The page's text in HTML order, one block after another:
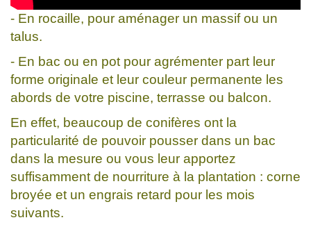
- En rocaille, pour aménager un massif ou un
talus.
- En bac ou en pot pour agrémenter part leur
forme originale et leur couleur permanente les
abords de votre piscine, terrasse ou balcon.
En effet, beaucoup de conifères ont la
particularité de pouvoir pousser dans un bac
dans la mesure ou vous leur apportez
suffisamment de nourriture à la plantation : corne
broyée et un engrais retard pour les mois
suivants.